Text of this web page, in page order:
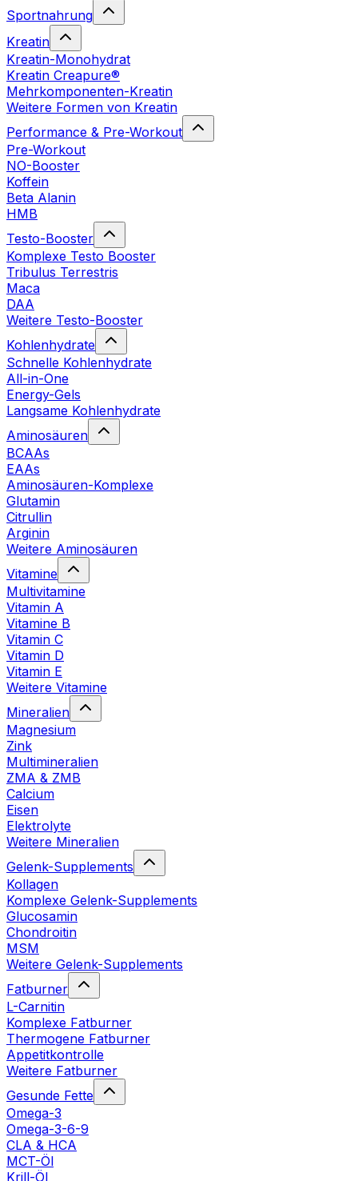
Sportnahrung
Kreatin
Kreatin-Monohydrat
Kreatin Creapure®
Mehrkomponenten-Kreatin
Weitere Formen von Kreatin
Performance & Pre-Workout
Pre-Workout
NO-Booster
Koffein
Beta Alanin
HMB
Testo-Booster
Komplexe Testo Booster
Tribulus Terrestris
Maca
DAA
Weitere Testo-Booster
Kohlenhydrate
Schnelle Kohlenhydrate
All-in-One
Energy-Gels
Langsame Kohlenhydrate
Aminosäuren
BCAAs
EAAs
Aminosäuren-Komplexe
Glutamin
Citrullin
Arginin
Weitere Aminosäuren
Vitamine
Multivitamine
Vitamin A
Vitamine B
Vitamin C
Vitamin D
Vitamin E
Weitere Vitamine
Mineralien
Magnesium
Zink
Multimineralien
ZMA & ZMB
Calcium
Eisen
Elektrolyte
Weitere Mineralien
Gelenk-Supplements
Kollagen
Komplexe Gelenk-Supplements
Glucosamin
Chondroitin
MSM
Weitere Gelenk-Supplements
Fatburner
L-Carnitin
Komplexe Fatburner
Thermogene Fatburner
Appetitkontrolle
Weitere Fatburner
Gesunde Fette
Omega-3
Omega-3-6-9
CLA & HCA
MCT-Öl
Krill-Öl